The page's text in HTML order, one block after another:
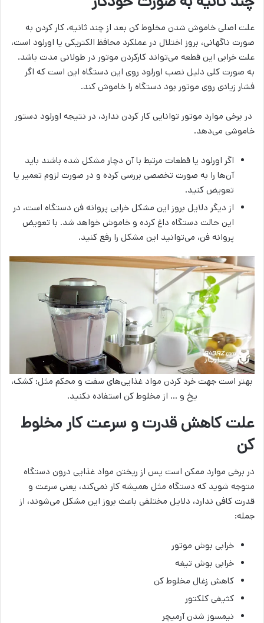
علت اصلی خاموش شدن مخلوط کن بعد از چند ثانیه، کار کردن به
صورت ناگهانی، بروز اختلال در عملکرد محافظ الکتریکی یا اورلود است،
علت خرابی این قطعه می‌تواند کارکردن موتور در طولانی مدت باشد.
به صورت کلی دلیل نصب اورلود روی این دستگاه این است که اگر
فشار زیادی روی موتور بود دستگاه را خاموش کند.
در برخی موارد موتور توانایی کار کردن ندارد، در نتیجه اورلود دستور
خاموشی می‌دهد.
اگر اورلود یا قطعات مرتبط با آن دچار مشکل شده‌ باشند باید
آن‌ها را به صورت تخصصی بررسی کرده و در صورت لزوم تعمیر یا
تعویض کنید.
از دیگر دلایل بروز این مشکل خرابی پروانه فن دستگاه است، در
این حالت دستگاه داغ کرده و خاموش خواهد شد. با تعویض
پروانه فن، می‌توانید این مشکل را رفع کنید.
بهتر است جهت خرد کردن مواد غذایی‌های سفت و محکم مثل: کشک،
یخ و … از مخلوط کن استفاده نکنید.
علت کاهش قدرت و سرعت کار مخلوط
کن
در برخی موارد ممکن است پس از ریختن مواد غذایی درون دستگاه
متوجه شوید که دستگاه مثل همیشه کار نمی‌کند، یعنی سرعت و
قدرت کافی ندارد، دلایل مختلفی باعث بروز این مشکل می‌شوند، از
جمله:
خرابی بوش موتور
خرابی بوش تیغه
کاهش زغال مخلوط کن
کثیفی کلکتور
نیمسوز شدن آرمیچر